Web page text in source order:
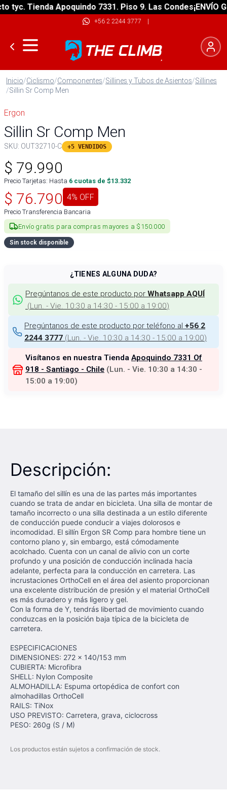
Tienda Apoquindo 7331. Piso 9. Las Condes¡ENVÍO
+56 2 2244 3777 |
Inicio/Ciclismo/Componentes/Sillines y Tubos de Asientos/Sillines
/Sillin Sr Comp Men
Ergon
Sillin Sr Comp Men
SKU: OUT32710-C +5 VENDIDOS
$ 79.990
Precio Tarjetas: Hasta 6 cuotas de $13.332
$ 76.790 4% OFF
Precio Transferencia Bancaria
Envío gratis para compras mayores a $150.000
Sin stock disponible
¿TIENES ALGUNA DUDA?
Pregúntanos de este producto por Whatsapp AQUÍ
(Lun. - Vie. 10:30 a 14:30 - 15:00 a 19:00)
Pregúntanos de este producto por teléfono al +56 2
2244 3777 (Lun. - Vie. 10:30 a 14:30 - 15:00 a 19:00)
Visítanos en nuestra Tienda Apoquindo 7331 Of
918 - Santiago - Chile (Lun. - Vie. 10:30 a 14:30 -
15:00 a 19:00)
Descripción:
El tamaño del sillín es una de las partes más importantes
cuando se trata de andar en bicicleta. Una silla de montar de
tamaño incorrecto o una silla destinada a un estilo diferente
de conducción puede conducir a viajes dolorosos e
incomodidad. El sillín Ergon SR Comp para hombre tiene un
contorno plano y, sin embargo, está cómodamente
acolchado. Cuenta con un canal de alivio con un corte
profundo y una posición de conducción inclinada hacia
adelante, perfecta para la conducción en carretera. Las
incrustaciones OrthoCell en el área del asiento proporcionan
una excelente distribución de presión y el material OrthoCell
es más duradero y más ligero y gel.
Con la forma de Y, tendrás libertad de movimiento cuando
conduzcas en la posición baja típica de la bicicleta de
carretera.
ESPECIFICACIONES
DIMENSIONES: 272 x 140/153 mm
CUBIERTA: Microfibra
SHELL: Nylon Composite
ALMOHADILLA: Espuma ortopédica de confort con
almohadillas OrthoCell
RAILS: TiNox
USO PREVISTO: Carretera, grava, ciclocross
PESO: 260g (S / M)
Los productos están sujetos a confirmación de stock.